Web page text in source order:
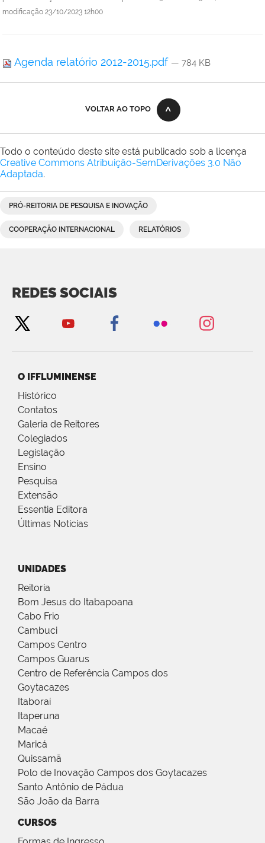
modificação 23/10/2023 12h00
Agenda relatório 2012-2015.pdf — 784 KB
VOLTAR AO TOPO
Todo o conteúdo deste site está publicado sob a licença
Creative Commons Atribuição-SemDerivações 3.0 Não
Adaptada.
PRÓ-REITORIA DE PESQUISA E INOVAÇÃO
COOPERAÇÃO INTERNACIONAL RELATÓRIOS
REDES SOCIAIS
O IFFLUMINENSE
Histórico
Contatos
Galeria de Reitores
Colegiados
Legislação
Ensino
Pesquisa
Extensão
Essentia Editora
Últimas Notícias
UNIDADES
Reitoria
Bom Jesus do Itabapoana
Cabo Frio
Cambuci
Campos Centro
Campos Guarus
Centro de Referência Campos dos
Goytacazes
Itaboraí
Itaperuna
Macaé
Maricá
Quissamã
Polo de Inovação Campos dos Goytacazes
Santo Antônio de Pádua
São João da Barra
CURSOS